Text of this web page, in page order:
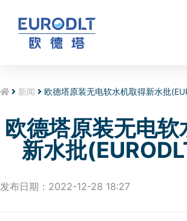
新闻 欧德塔原装无电软水机取得新水批
欧德塔原装无电软
新水批
发布日期：2022-12-28 18:27